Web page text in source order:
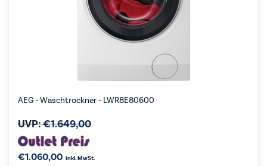
AEG - Waschtrockner - LWR8E80600
UVP:€1.649,00
€1.060,00 inkl. MwSt.